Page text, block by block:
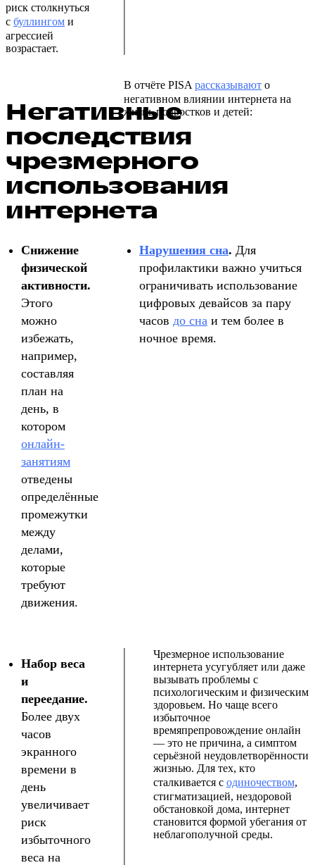
риск столкнуться
с буллингом и
агрессией
возрастает.
Негативные
последствия
чрезмерного
использования
интернета
В отчёте PISA рассказывают о
негативном влиянии интернета на
жизнь подростков и детей:
Снижение
физической
активности.
Этого
можно
избежать,
например,
составляя
план на
день, в
котором
онлайн-
занятиям
отведены
определённые
промежутки
между
делами,
которые
требуют
движения.
Нарушения сна. Для
профилактики важно учиться
ограничивать использование
цифровых девайсов за пару
часов до сна и тем более в
ночное время.
Набор веса
и
переедание.
Более двух
часов
экранного
времени в
день
увеличивает
риск
избыточного
веса на
Чрезмерное использование
интернета усугубляет или даже
вызывать проблемы с
психологическим и физическим
здоровьем. Но чаще всего
избыточное
времяпрепровождение онлайн
— это не причина, а симптом
серьёзной неудовлетворённости
жизнью. Для тех, кто
сталкивается с одиночеством,
стигматизацией, нездоровой
обстановкой дома, интернет
становится формой убегания от
неблагополучной среды.